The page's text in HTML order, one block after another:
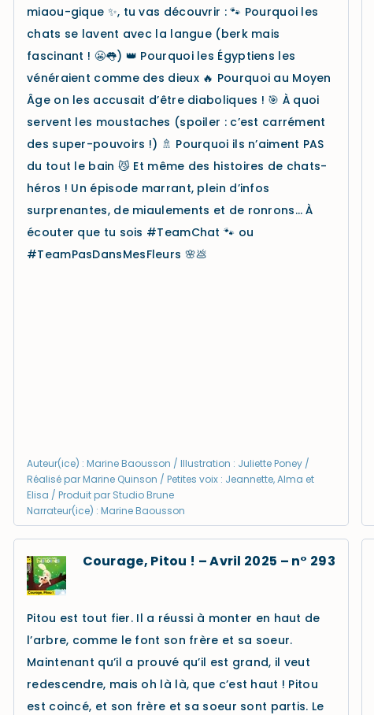
miaou-gique ✨, tu vas découvrir : 🐾 Pourquoi les
chats se lavent avec la langue (berk mais
fascinant ! 😬👅) 👑 Pourquoi les Égyptiens les
vénéraient comme des dieux 🔥 Pourquoi au Moyen
Âge on les accusait d’être diaboliques ! 🎯 À quoi
servent les moustaches (spoiler : c’est carrément
des super-pouvoirs !) 🚿 Pourquoi ils n’aiment PAS
du tout le bain 😼 Et même des histoires de chats-
héros ! Un épisode marrant, plein d’infos
surprenantes, de miaulements et de ronrons… À
écouter que tu sois #TeamChat 🐾 ou
#TeamPasDansMesFleurs 🌸💩
Auteur(ice) : Marine Baousson / Illustration : Juliette Poney /
Réalisé par Marine Quinson / Petites voix : Jeannette, Alma et
Elisa / Produit par Studio Brune
Narrateur(ice) : Marine Baousson
Courage, Pitou ! – Avril 2025 – n° 293
Pitou est tout fier. Il a réussi à monter en haut de
l’arbre, comme le font son frère et sa soeur.
Maintenant qu’il a prouvé qu’il est grand, il veut
redescendre, mais oh là là, que c’est haut ! Pitou
est coincé, et son frère et sa soeur sont partis. Le